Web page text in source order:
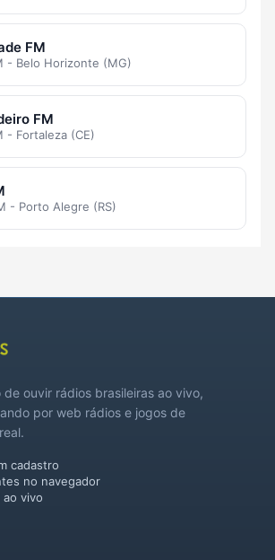
FM
- Belo Horizonte (MG)
FM
- Fortaleza (CE)
- Porto Alegre (RS)
de ouvir rádios brasileiras ao vivo,
por web rádios e jogos de
cadastro
no navegador
vivo